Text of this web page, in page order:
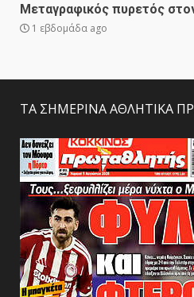
Μεταγραφικός πυρετός
1 εβδομάδα ago
ΤΑ ΣΗΜΕΡΙΝΑ ΑΘΛΗΤΙΚΑ